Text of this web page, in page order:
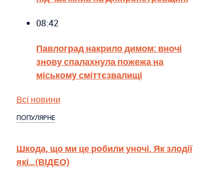
08:42
Павлоград накрило димом: вночі
знову спалахнула пожежа на
міському сміттєзвалищі
Всі новини
ПОПУЛЯРНЕ
Шкода, що ми це робили уночі. Як злодії
які…(ВІДЕО)